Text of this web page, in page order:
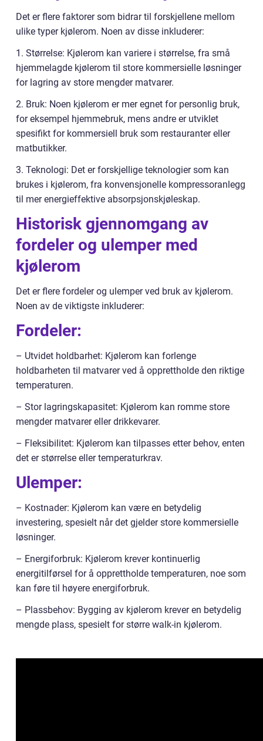
Det er flere faktorer som bidrar til forskjellene mellom
ulike typer kjølerom. Noen av disse inkluderer:
1. Størrelse: Kjølerom kan variere i størrelse, fra små
hjemmelagde kjølerom til store kommersielle løsninger
for lagring av store mengder matvarer.
2. Bruk: Noen kjølerom er mer egnet for personlig bruk,
for eksempel hjemmebruk, mens andre er utviklet
spesifikt for kommersiell bruk som restauranter eller
matbutikker.
3. Teknologi: Det er forskjellige teknologier som kan
brukes i kjølerom, fra konvensjonelle kompressoranlegg
til mer energieffektive absorpsjonskjøleskap.
Historisk gjennomgang av
fordeler og ulemper med
kjølerom
Det er flere fordeler og ulemper ved bruk av kjølerom.
Noen av de viktigste inkluderer:
Fordeler:
– Utvidet holdbarhet: Kjølerom kan forlenge
holdbarheten til matvarer ved å opprettholde den riktige
temperaturen.
– Stor lagringskapasitet: Kjølerom kan romme store
mengder matvarer eller drikkevarer.
– Fleksibilitet: Kjølerom kan tilpasses etter behov, enten
det er størrelse eller temperaturkrav.
Ulemper:
– Kostnader: Kjølerom kan være en betydelig
investering, spesielt når det gjelder store kommersielle
løsninger.
– Energiforbruk: Kjølerom krever kontinuerlig
energitilførsel for å opprettholde temperaturen, noe som
kan føre til høyere energiforbruk.
– Plassbehov: Bygging av kjølerom krever en betydelig
mengde plass, spesielt for større walk-in kjølerom.